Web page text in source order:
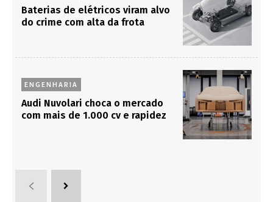
Baterias de elétricos viram alvo
do crime com alta da frota
ENGENHARIA
Audi Nuvolari choca o mercado
com mais de 1.000 cv e rapidez